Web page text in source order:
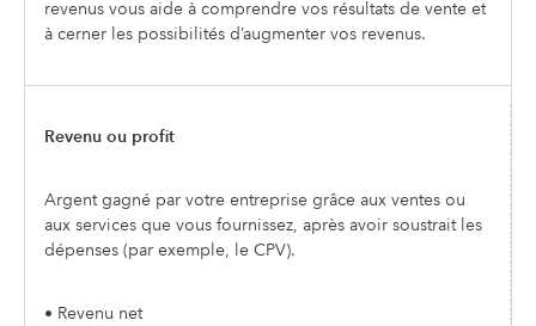
revenus vous aide à comprendre vos résultats de vente et
à cerner les possibilités d’augmenter vos revenus.
Revenu ou profit
Argent gagné par votre entreprise grâce aux ventes ou
aux services que vous fournissez, après avoir soustrait les
dépenses (par exemple, le CPV).
• Revenu net